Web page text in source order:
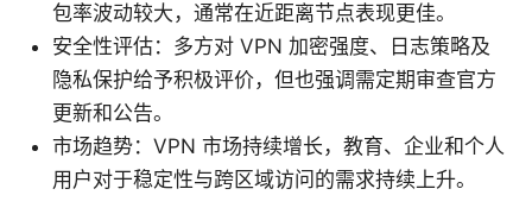
包率波动较大，通常在近距离节点表现更佳。
安全性评估：多方对 VPN 加密强度、日志策略及
隐私保护给予积极评价，但也强调需定期审查官方
更新和公告。
市场趋势：VPN 市场持续增长，教育、企业和个人
用户对于稳定性与跨区域访问的需求持续上升。